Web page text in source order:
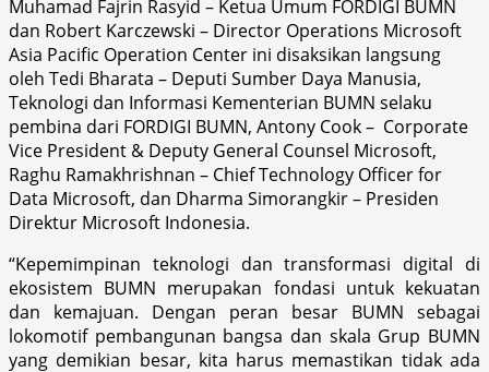
Muhamad Fajrin Rasyid – Ketua Umum FORDIGI BUMN
dan Robert Karczewski – Director Operations Microsoft
Asia Pacific Operation Center ini disaksikan langsung
oleh Tedi Bharata – Deputi Sumber Daya Manusia,
Teknologi dan Informasi Kementerian BUMN selaku
pembina dari FORDIGI BUMN, Antony Cook – Corporate
Vice President & Deputy General Counsel Microsoft,
Raghu Ramakhrishnan – Chief Technology Officer for
Data Microsoft, dan Dharma Simorangkir – Presiden
Direktur Microsoft Indonesia.
“Kepemimpinan teknologi dan transformasi digital di
ekosistem BUMN merupakan fondasi untuk kekuatan
dan kemajuan. Dengan peran besar BUMN sebagai
lokomotif pembangunan bangsa dan skala Grup BUMN
yang demikian besar, kita harus memastikan tidak ada